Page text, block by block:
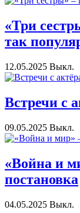
«Три
так
12.05.2025 Выкл.
Встречи с
09.05.2025 Выкл.
«Война и
постановка
04.05.2025 Выкл.